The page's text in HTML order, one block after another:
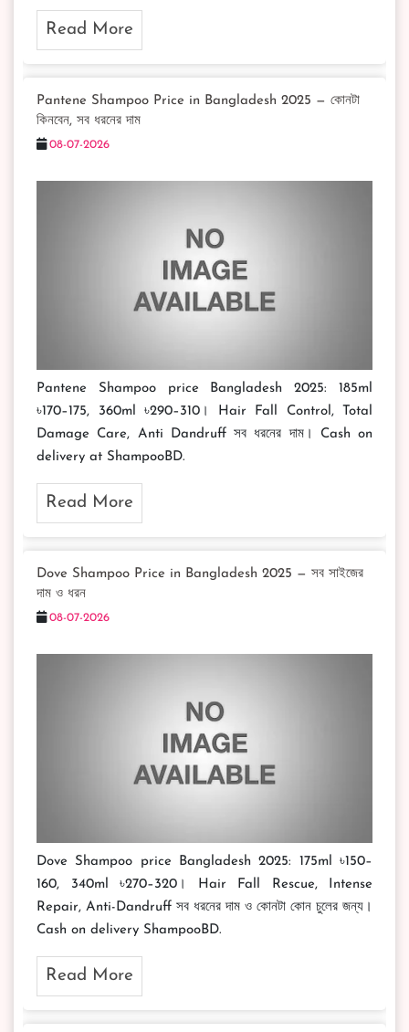
Read More
Pantene Shampoo Price in Bangladesh 2025 — কোনটা
কিনবেন, সব ধরনের দাম
08-07-2026
Pantene Shampoo price Bangladesh 2025: 185ml
৳170–175, 360ml ৳290–310। Hair Fall Control, Total
Damage Care, Anti Dandruff সব ধরনের দাম। Cash on
delivery at ShampooBD.
Read More
Dove Shampoo Price in Bangladesh 2025 — সব সাইজের
দাম ও ধরন
08-07-2026
Dove Shampoo price Bangladesh 2025: 175ml ৳150–
160, 340ml ৳270–320। Hair Fall Rescue, Intense
Repair, Anti-Dandruff সব ধরনের দাম ও কোনটা কোন চুলের জন্য।
Cash on delivery ShampooBD.
Read More